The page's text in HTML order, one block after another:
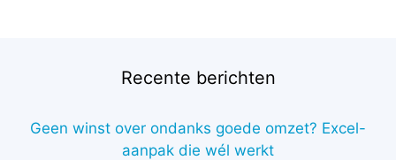
Recente berichten
Geen winst over ondanks goede omzet? Excel-
aanpak die wél werkt